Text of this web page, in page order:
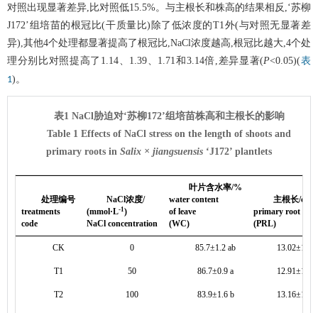
对照出现显著差异,比对照低15.5%。与主根长和株高的结果相反,‘苏柳
J172’组培苗的根冠比(干质量比)除了低浓度的T1外(与对照无显著差
异),其他4个处理都显著提高了根冠比,NaCl浓度越高,根冠比越大,4个处
理分别比对照提高了1.14、1.39、1.71和3.14倍,差异显著(P<0.05)(表
1)。
表1 NaCl胁迫对‘苏柳172’组培苗株高和主根长的影响
Table 1 Effects of NaCl stress on the length of shoots and
primary roots in Salix × jiangsuensis ‘J172’ plantlets
处理编号
treatments
code
NaCl浓度/
(mmol·L-1 )
NaCl concentration
叶片含水率/%
water content
of leave
(WC)
主根长/cm
primary root
(PRL)
CK 0 85.7±1.2 ab 13.02±1.45
T1 50 86.7±0.9 a 12.91±1.14
T2 100 83.9±1.6 b 13.16±1.02